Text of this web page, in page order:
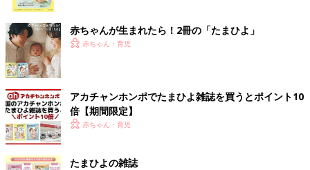
赤ちゃんが生まれたら！2冊の「たまひよ」
赤ちゃん・育児
アカチャンホンポでたまひよ雑誌を買うとポイント10
倍【期間限定】
赤ちゃん・育児
たまひよの雑誌